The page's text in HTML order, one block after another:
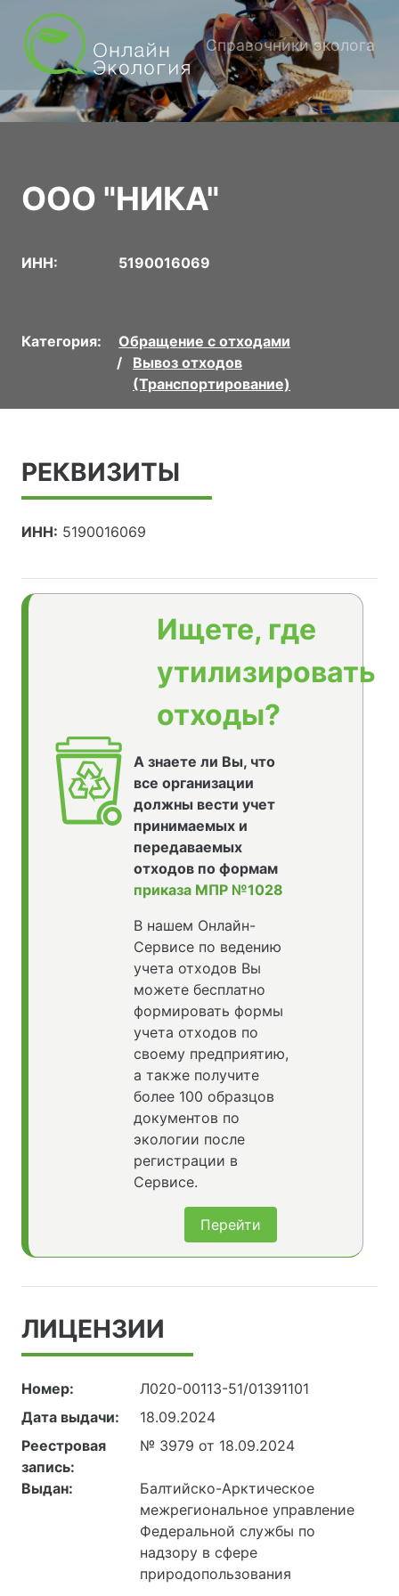
Справочники эколога
ООО "НИКА"
ИНН: 5190016069
Категория:
Обращение с отходами
Вывоз отходов
(Транспортирование)
РЕКВИЗИТЫ
ИНН: 5190016069
Ищете, где
утилизировать
отходы?
А знаете ли Вы, что
все организации
должны вести учет
принимаемых и
передаваемых
отходов по формам
приказа МПР №1028
В нашем Онлайн-
Сервисе по ведению
учета отходов Вы
можете бесплатно
формировать формы
учета отходов по
своему предприятию,
а также получите
более 100 образцов
документов по
экологии после
регистрации в
Сервисе.
Перейти
ЛИЦЕНЗИИ
Номер:
Л020-00113-51/01391101
Дата выдачи:
18.09.2024
Реестровая
запись:
№ 3979 от 18.09.2024
Выдан:
Балтийско-Арктическое
межрегиональное управление
Федеральной службы по
надзору в сфере
природопользования